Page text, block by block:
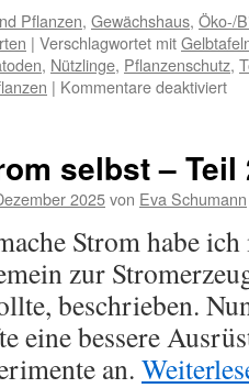
Pflanzen, Gewächshaus, Öko-/
| Verschlagwortet mit
, Nützlinge, Pflanzenschutz,
| Kommentare deaktiviert
selbst – Teil
2025von Eva Schumann
Strom habe
zur
beschrieben.
eine bessere
an.